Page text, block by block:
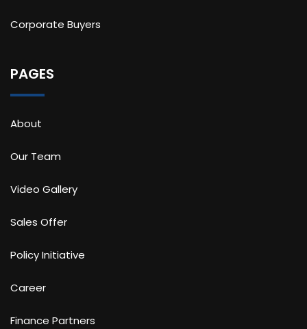
Corporate Buyers
PAGES
About
Our Team
Video Gallery
Sales Offer
Policy Initiative
Career
Finance Partners